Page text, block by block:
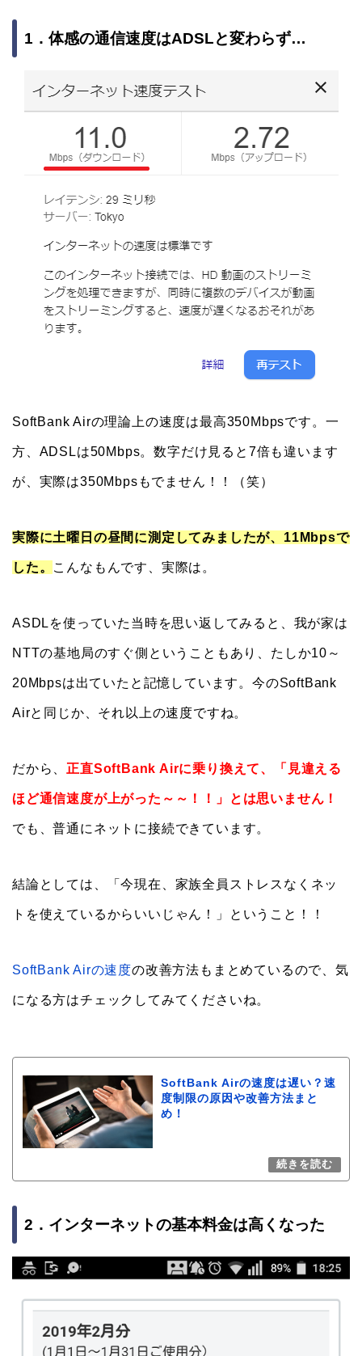
1．体感の通信速度はADSLと変わらず…
SoftBank Airの理論上の速度は最高350Mbpsです。一
方、ADSLは50Mbps。数字だけ見ると7倍も違います
が、実際は350Mbpsもでません！！（笑）
実際に土曜日の昼間に測定してみましたが、11Mbpsで
した。 こんなもんです、実際は。
ASDLを使っていた当時を思い返してみると、我が家は
NTTの基地局のすぐ側ということもあり、たしか10～
20Mbpsは出ていたと記憶しています。今のSoftBank
Airと同じか、それ以上の速度ですね。
だから、 正直SoftBank Airに乗り換えて、「見違える
ほど通信速度が上がった～～！！」とは思いません！
でも、普通にネットに接続できています。
結論としては、「今現在、家族全員ストレスなくネッ
トを使えているからいいじゃん！」ということ！！
SoftBank Airの速度の改善方法もまとめているので、気
になる方はチェックしてみてくださいね。
SoftBank Airの速度は遅い？速
度制限の原因や改善方法まと
め！
2．インターネットの基本料金は高くなった